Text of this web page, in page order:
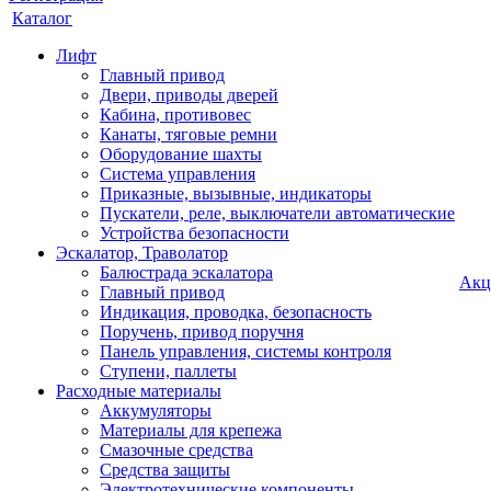
Каталог
Лифт
Главный привод
Двери, приводы дверей
Кабина, противовес
Канаты, тяговые ремни
Оборудование шахты
Система управления
Приказные, вызывные, индикаторы
Пускатели, реле, выключатели автоматические
Устройства безопасности
Эскалатор, Траволатор
Балюстрада эскалатора
Главный привод
Индикация, проводка, безопасность
Поручень, привод поручня
Панель управления, системы контроля
Ступени, паллеты
Расходные материалы
Аккумуляторы
Материалы для крепежа
Смазочные средства
Средства защиты